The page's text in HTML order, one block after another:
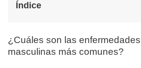
Índice
¿Cuáles son las
masculinas más comunes?